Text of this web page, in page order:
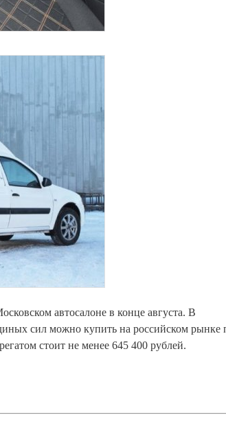
автосалоне в конце августа. В
сил можно купить на российском рынке
стоит не менее 645 400 рублей.